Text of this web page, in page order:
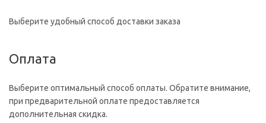
Выберите удобный способ доставки заказа
Оплата
Выберите оптимальный способ оплаты. Обратите внимание,
при предварительной оплате предоставляется
дополнительная скидка.